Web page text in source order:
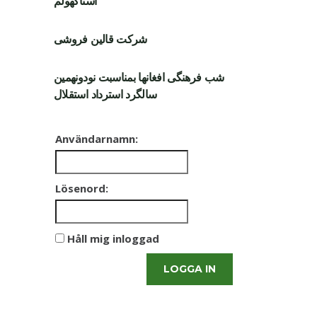
شرکت قالین فروشی
شب فرهنگی افغانها بمناسبت نودونهمین
سالگرد استرداد استقلال
Användarnamn:
Lösenord:
Håll mig inloggad
LOGGA IN